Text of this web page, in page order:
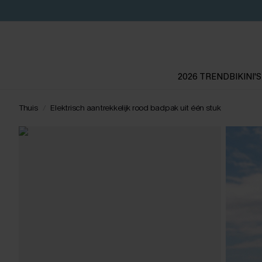
2026 TRENDBIKINI'S
Thuis Elektrisch aantrekkelijk rood badpak uit één stuk